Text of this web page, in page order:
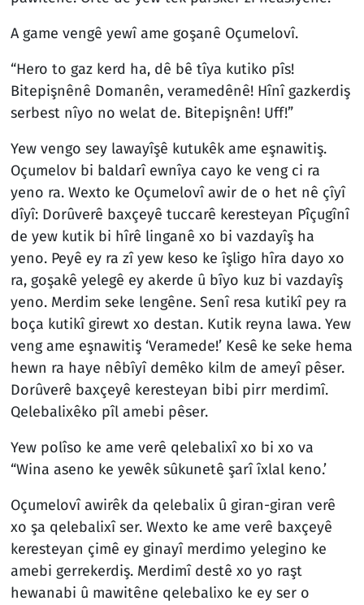
A game vengê yewî ame goşanê Oçumelovî.
“Hero to gaz kerd ha, dê bê tîya kutiko pîs!
Bitepişnênê Domanên, veramedênê! Hînî gazkerdiş
serbest nîyo no welat de. Bitepişnên! Uff!”
Yew vengo sey lawayîşê kutukêk ame eşnawitiş.
Oçumelov bi baldarî ewnîya cayo ke veng ci ra
yeno ra. Wexto ke Oçumelovî awir de o het nê çîyî
dîyî: Dorûverê baxçeyê tuccarê keresteyan Pîçugînî
de yew kutik bi hîrê linganê xo bi vazdayîş ha
yeno. Peyê ey ra zî yew keso ke îşligo hîra dayo xo
ra, goşakê yelegê ey akerde û bîyo kuz bi vazdayîş
yeno. Merdim seke lengêne. Senî resa kutikî pey ra
boça kutikî girewt xo destan. Kutik reyna lawa. Yew
veng ame eşnawitiş ‘Veramede!’ Kesê ke seke hema
hewn ra haye nêbîyî demêko kilm de ameyî pêser.
Dorûverê baxçeyê keresteyan bibi pirr merdimî.
Qelebalixêko pîl amebi pêser.
Yew polîso ke ame verê qelebalixî xo bi xo va
“Wina aseno ke yewêk sûkunetê şarî îxlal keno.’
Oçumelovî awirêk da qelebalix û giran-giran verê
xo şa qelebalixî ser. Wexto ke ame verê baxçeyê
keresteyan çimê ey ginayî merdimo yelegino ke
amebi gerrekerdiş. Merdimî destê xo yo raşt
hewanabi û mawitêne qelebalixo ke ey ser o